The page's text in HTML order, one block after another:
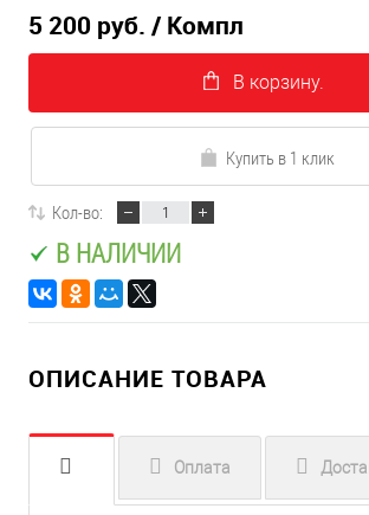
5 200 руб. / Компл
В корзину.
Купить в 1 клик
Кол-во:
В НАЛИЧИИ
ОПИСАНИЕ ТОВАРА
Оплата